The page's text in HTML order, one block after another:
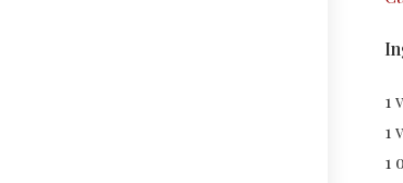
1
1
1